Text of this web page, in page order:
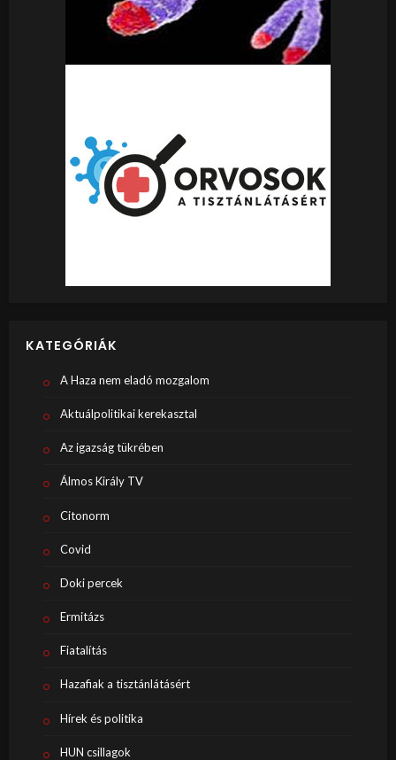
KATEGÓRIÁK
A Haza nem eladó mozgalom
Aktuálpolitikai kerekasztal
Az igazság tükrében
Álmos Király TV
Citonorm
Covid
Doki percek
Ermitázs
Fiatalítás
Hazafiak a tisztánlátásért
Hírek és politika
HUN csillagok